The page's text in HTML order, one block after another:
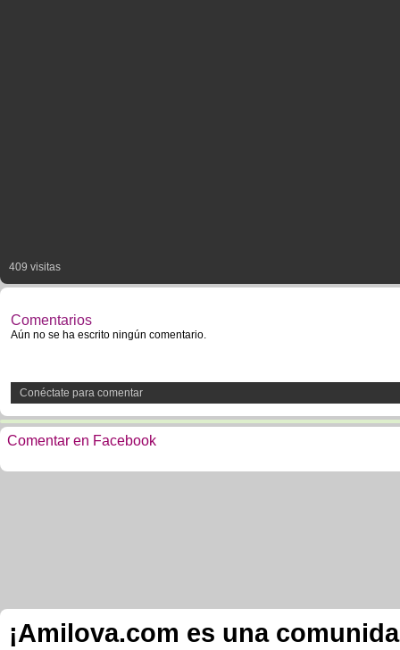
409 visitas
Comentarios
Aún no se ha escrito ningún comentario.
Conéctate para comentar
Comentar en Facebook
¡Amilova.com es una